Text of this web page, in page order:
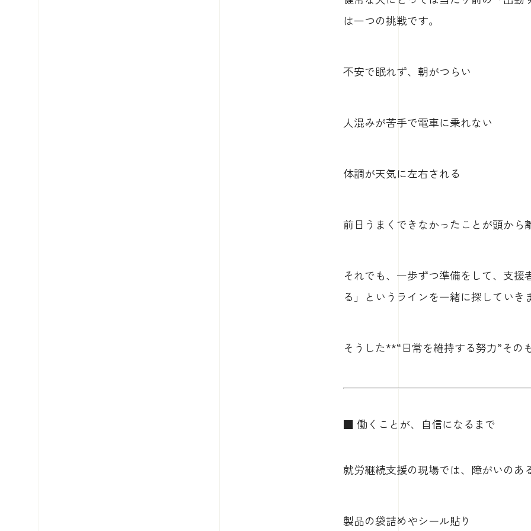
は一つの挑戦です。
不安で眠れず、朝がつらい
人混みが苦手で電車に乗れない
体調が天気に左右される
前日うまくできなかったことが頭から
それでも、一歩ずつ準備をして、支
る」というラインを一緒に探していき
そうした**“日常を維持する努力”そ
■ 働くことが、自信になるまで
就労継続支援の現場では、障がいの
製品の袋詰めやシール貼り